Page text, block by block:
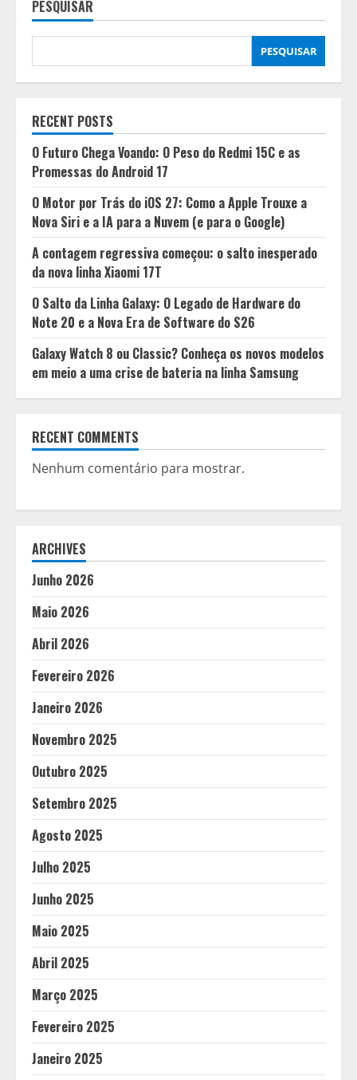
PESQUISAR
PESQUISAR
RECENT POSTS
O Futuro Chega Voando: O Peso do Redmi 15C e as
Promessas do Android 17
O Motor por Trás do iOS 27: Como a Apple Trouxe a
Nova Siri e a IA para a Nuvem (e para o Google)
A contagem regressiva começou: o salto inesperado
da nova linha Xiaomi 17T
O Salto da Linha Galaxy: O Legado de Hardware do
Note 20 e a Nova Era de Software do S26
Galaxy Watch 8 ou Classic? Conheça os novos modelos
em meio a uma crise de bateria na linha Samsung
RECENT COMMENTS
Nenhum comentário para mostrar.
ARCHIVES
Junho 2026
Maio 2026
Abril 2026
Fevereiro 2026
Janeiro 2026
Novembro 2025
Outubro 2025
Setembro 2025
Agosto 2025
Julho 2025
Junho 2025
Maio 2025
Abril 2025
Março 2025
Fevereiro 2025
Janeiro 2025